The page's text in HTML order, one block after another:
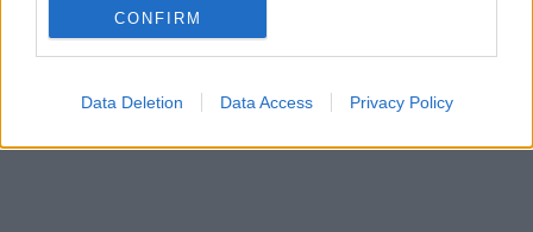
CONFIRM
Data Deletion Data Access Privacy Policy